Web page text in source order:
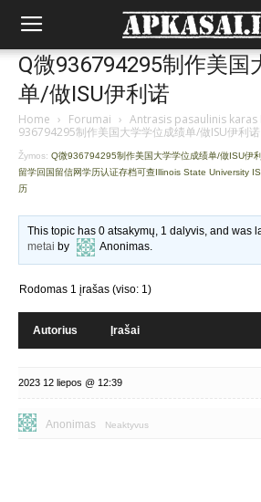
Q微936794295制作美国
单/做ISU伊利诺
Home › Forumai › Antrasis pasaulinis karas
936794295制作美国大学学位成绩单/做ISU伊利诺
Žymos: Q微936794295制作美国大学学位成绩单/做ISU伊
留学回国留信网学历认证存档可查Illinois State University
历
This topic has 0 atsakymų, 1 dalyvis, and was
metai by Anonimas.
Rodomas 1 įrašas (viso: 1)
Autorius Įrašai
2023 12 liepos @ 12:39
Anonimas Neaktyvus